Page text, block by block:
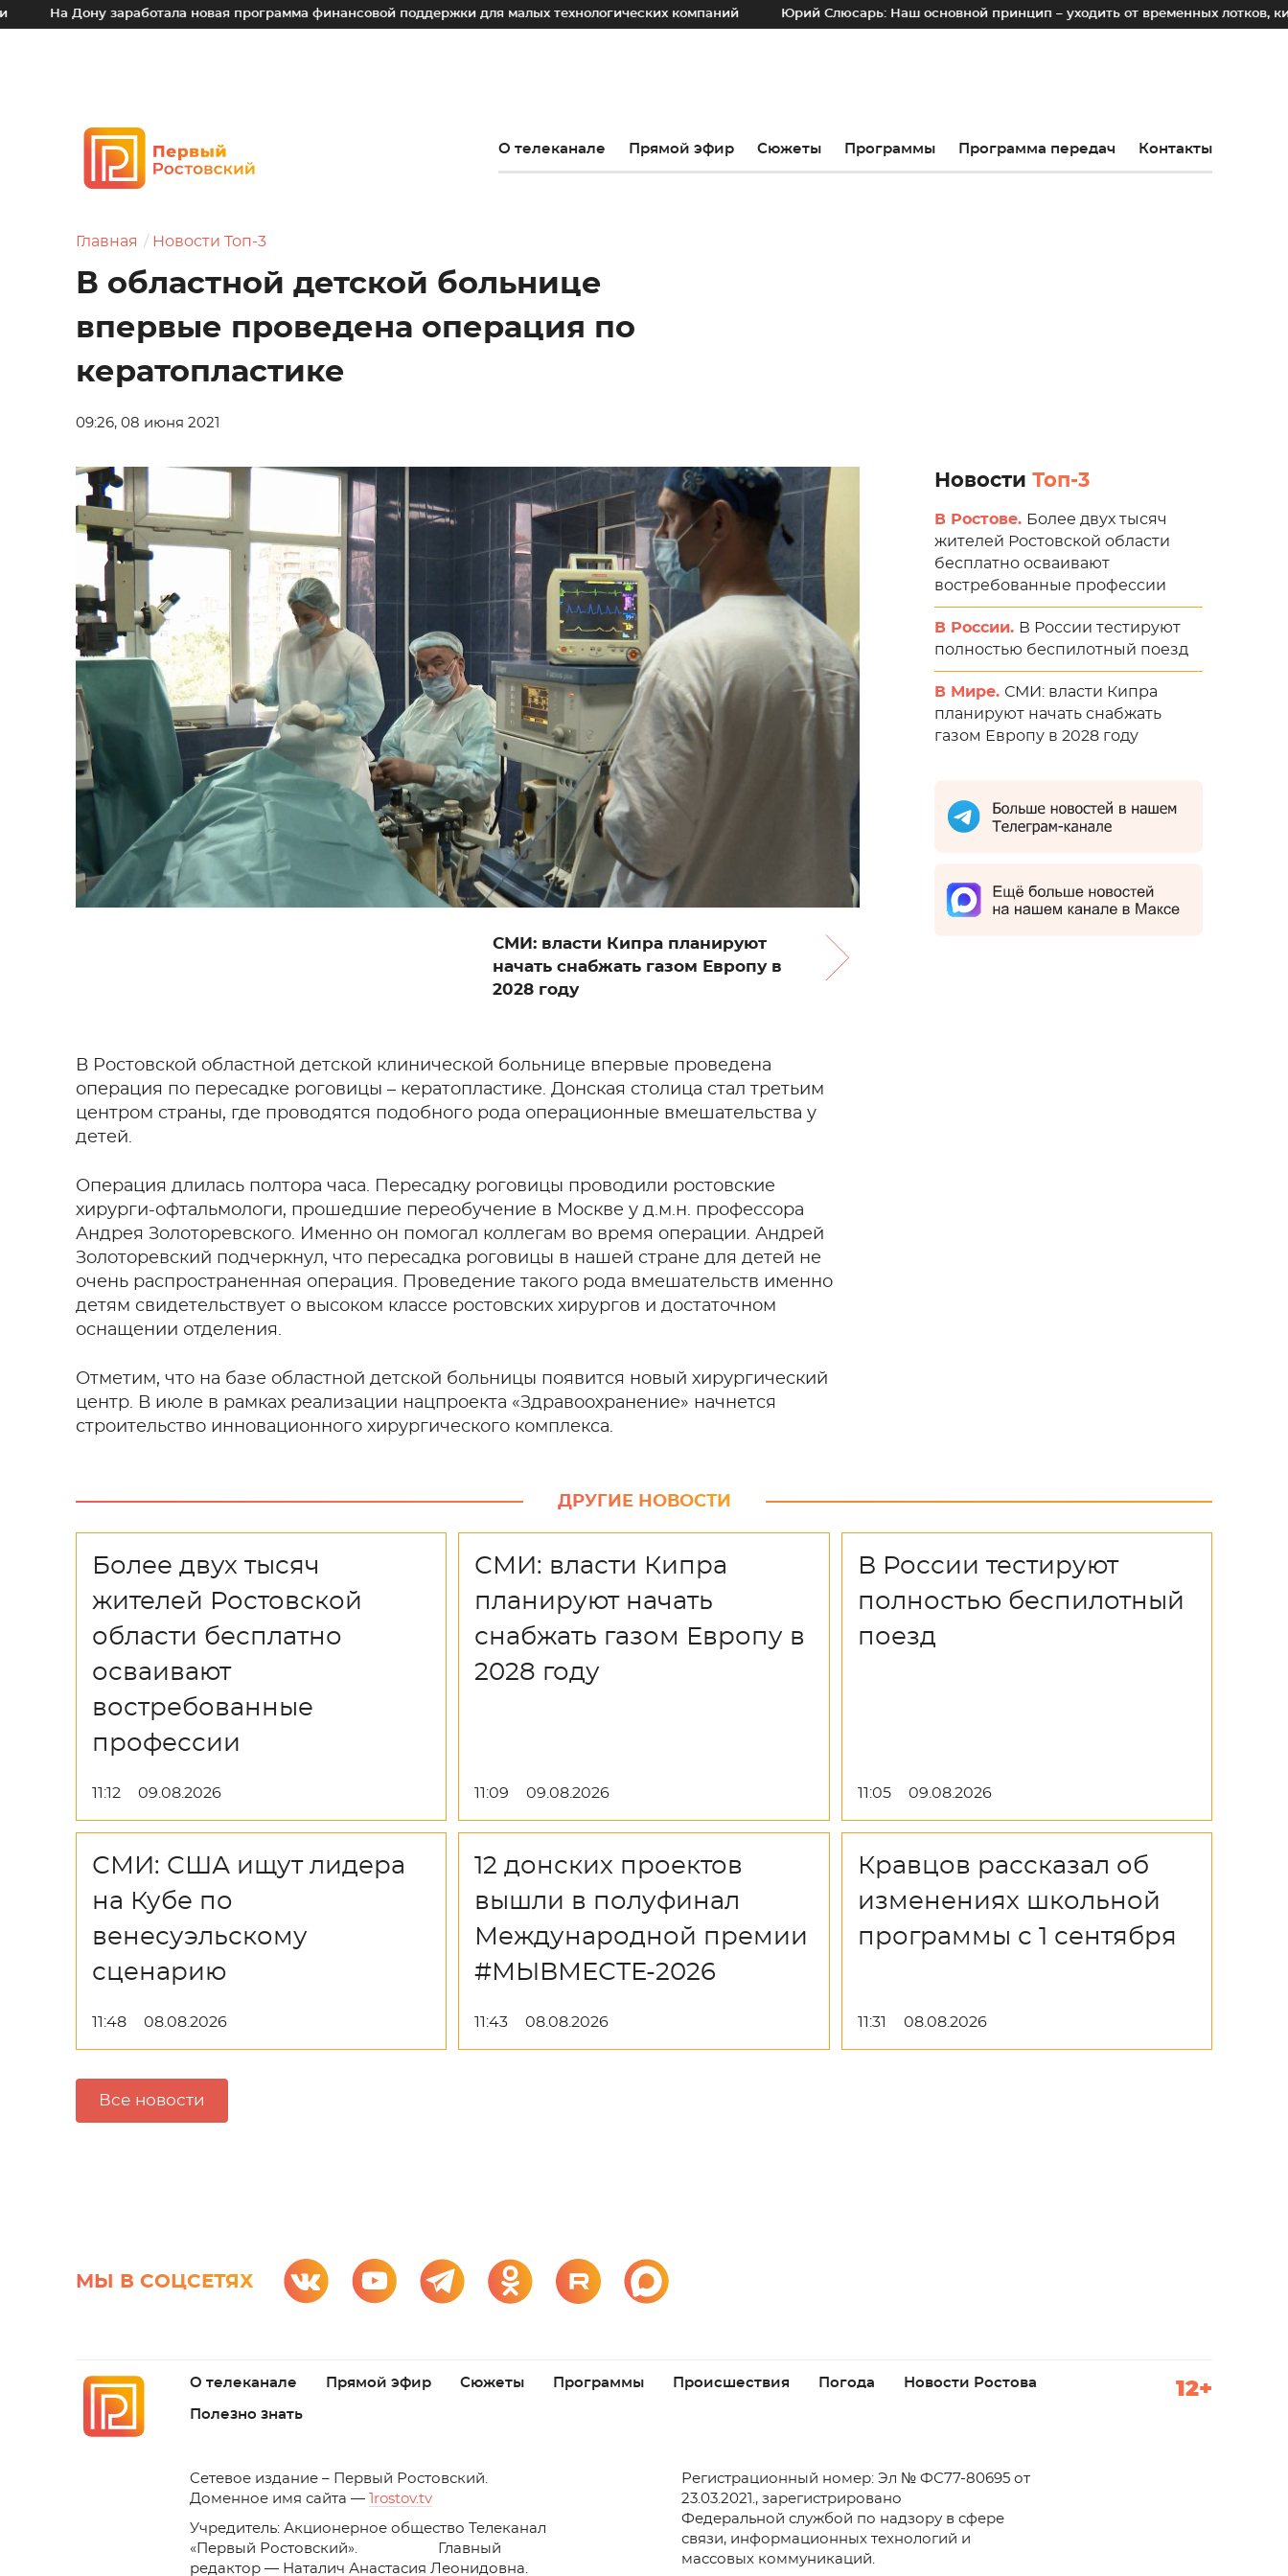
заработала новая программа финансовой поддержки для малых технологических компаний Юрий Слюсарь: Наш основной принцип – уходить от временных лотков, киосков и
О телеканале Прямой эфир Сюжеты Программы Программа передач Контакты
Главная Новости Топ-3
В областной детской больнице
впервые проведена операция по
кератопластике
09:26, 08 июня 2021
СМИ: власти Кипра планируют
начать снабжать газом Европу в
2028 году
В Ростовской областной детской клинической больнице впервые проведена
операция по пересадке роговицы – кератопластике. Донская столица стал третьим
центром страны, где проводятся подобного рода операционные вмешательства у
детей.
Операция длилась полтора часа. Пересадку роговицы проводили ростовские
хирурги-офтальмологи, прошедшие переобучение в Москве у д.м.н. профессора
Андрея Золоторевского. Именно он помогал коллегам во время операции. Андрей
Золоторевский подчеркнул, что пересадка роговицы в нашей стране для детей не
очень распространенная операция. Проведение такого рода вмешательств именно
детям свидетельствует о высоком классе ростовских хирургов и достаточном
оснащении отделения.
Отметим, что на базе областной детской больницы появится новый хирургический
центр. В июле в рамках реализации нацпроекта «Здравоохранение» начнется
строительство инновационного хирургического комплекса.
Новости Топ-3
В Ростове. Более двух тысяч
жителей Ростовской области
бесплатно осваивают
востребованные профессии
В России. В России тестируют
полностью беспилотный поезд
В Мире. СМИ: власти Кипра
планируют начать снабжать
газом Европу в 2028 году
ДРУГИЕ НОВОСТИ
Более двух тысяч
жителей Ростовской
области бесплатно
осваивают
востребованные
профессии
11:12 09.08.2026
СМИ: власти Кипра
планируют начать
снабжать газом Европу в
2028 году
11:09 09.08.2026
В России тестируют
полностью беспилотный
поезд
11:05 09.08.2026
СМИ: США ищут лидера
на Кубе по
венесуэльскому
сценарию
11:48 08.08.2026
12 донских проектов
вышли в полуфинал
Международной премии
#МЫВМЕСТЕ-2026
11:43 08.08.2026
Кравцов рассказал об
изменениях школьной
программы с 1 сентября
11:31 08.08.2026
Все новости
МЫ В СОЦСЕТЯХ
О телеканале Прямой эфир Сюжеты Программы Происшествия Погода Новости Ростова
Полезно знать
12+
Cетевое издание – Первый Ростовский.
Доменное имя сайта —
1rostov.tv
Учредитель: Акционерное общество Телеканал
«Первый Ростовский». Главный
редактор — Наталич Анастасия Леонидовна.
Регистрационный номер: Эл № ФС77-80695 от
23.03.2021., зарегистрировано
Федеральной службой по надзору в сфере
связи, информационных технологий и
массовых коммуникаций.